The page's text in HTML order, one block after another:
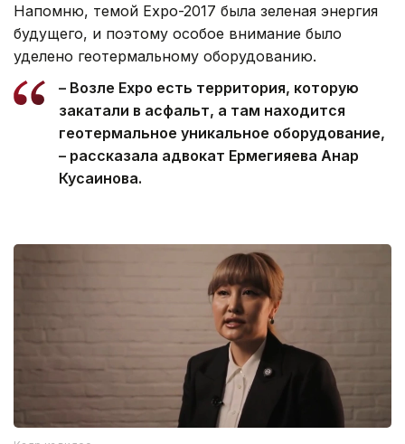
Напомню, темой Expo-2017 была зеленая энергия
будущего, и поэтому особое внимание было
уделено геотермальному оборудованию.
– Возле Expo есть территория, которую
закатали в асфальт, а там находится
геотермальное уникальное оборудование,
– рассказала адвокат Ермегияева Анар
Кусаинова.